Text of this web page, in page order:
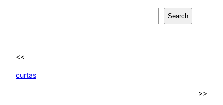
Search
<<
curtas
>>